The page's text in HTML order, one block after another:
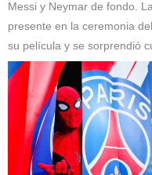
Messi y Neymar de fondo.
presente en la ceremonia
su película y se sorprendió